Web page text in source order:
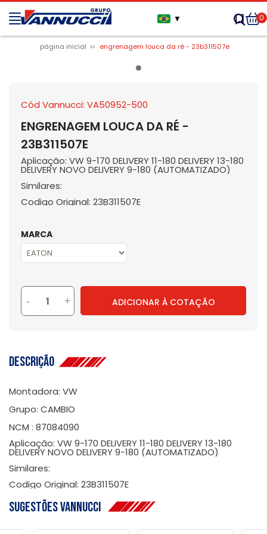
▼ 0
página inicial engrenagem louca da ré - 23b311507e
Cód Vannucci: VA50952-500
ENGRENAGEM LOUCA DA RÉ -
23B311507E
Aplicação: VW 9-170 DELIVERY 11-180 DELIVERY 13-180
DELIVERY NOVO DELIVERY 9-180 (AUTOMATIZADO)
Similares:
Codigo Original: 23B311507E
MARCA
- + ADICIONAR À COTAÇÃO
Descrição
Montadora: VW
Grupo: CAMBIO
NCM : 87084090
Aplicação: VW 9-170 DELIVERY 11-180 DELIVERY 13-180
DELIVERY NOVO DELIVERY 9-180 (AUTOMATIZADO)
Similares:
Codigo Original: 23B311507E
Sugestões Vannucci